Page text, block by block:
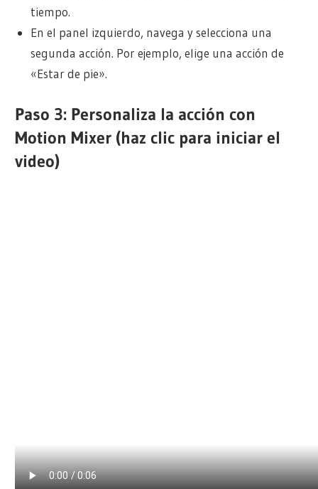
tiempo.
En el panel izquierdo, navega y selecciona una
segunda acción. Por ejemplo, elige una acción de
«Estar de pie».
Paso 3: Personaliza la acción con
Motion Mixer (haz clic para iniciar el
video)